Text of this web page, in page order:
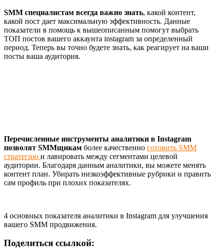
SMM специалистам всегда важно знать, какой контент,
какой пост дает максимальную эффективность. Данные
показатели в помощь к вышеописанным помогут выбрать
ТОП постов вашего аккаунта instagram за определенный
период. Теперь вы точно будете знать, как реагирует на ваши
посты ваша аудитория.
Перечисленные инструменты аналитики в Instagram
позволят SMMщикам более качественно готовить SMM
стратегию и лавировать между сегментами целевой
аудитории. Благодаря данным аналитики, вы можете менять
контент план. Убирать низкоэффективные рубрики и править
сам профиль при плохих показателях.
4 основных показателя аналитики в Instagram для улучшения
вашего SMM продвижения.
Поделиться ссылкой: